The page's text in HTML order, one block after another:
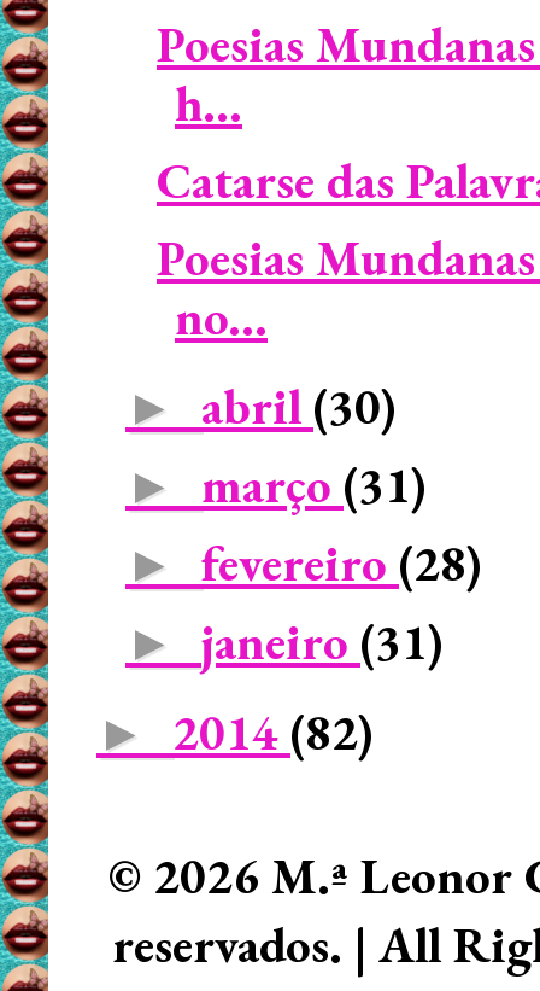
Poesias
h...
Catarse das
Poesias
no...
► abril (30)
► março (31)
► fevereiro (28)
► janeiro (31)
► 2014 (82)
© 2026 M.ª Leonor
reservados. | All